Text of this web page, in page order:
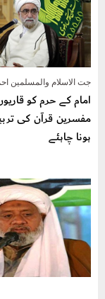
جت الاسلام والمسلمین
امام کے حرم کو
مفسرین قرآن کی
ہونا چاہئے